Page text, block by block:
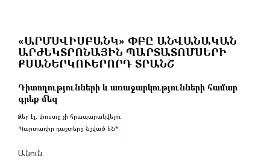
«ԱՐՄՍՎԻՍԲԱՆԿ» ՓԲԸ ԱՆՎԱՆԱԿԱՆ
ԱՐԺԵԿՏՐՈՆԱՅԻՆ ՊԱՐՏԱՏՈՄՍԵՐԻ
ՔՍԱՆԵՐԿՈՒԵՐՈՐԴ ՏՐԱՆՇ
Դիտողությունների և առաջարկությունների համար
գրեք մեզ
Ձեր էլ. փոստը չի հրապարակվելու
Պարտադիր դաշտերը նշված են*
Անուն